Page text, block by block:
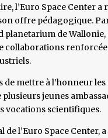
l’Euro Space Center
offre pédagogique.
de
collaborations
mettre à l’honneur
jeunes
vocations scientifiques.
l’Euro Space Center,